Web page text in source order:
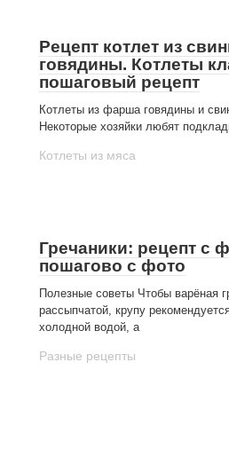
Рецепт котлет из
говядины. Котлеты
пошаговый рецепт
Котлеты из фарша говядины и
Некоторые хозяйки любят
Котлеты из мяса
Гречаники: рецепт с
пошагово с фото
Полезные советы Чтобы варёная
рассыпчатой, крупу
холодной водой, а
Разные рецепты